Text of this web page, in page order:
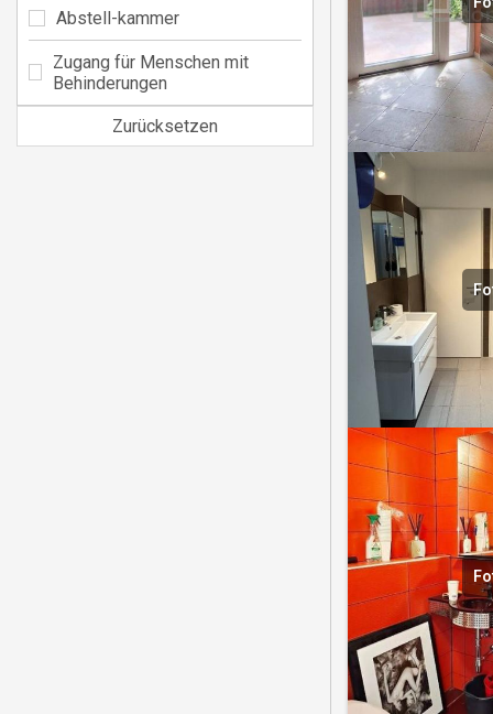
Abstell-kammer
Zugang für Menschen mit
Behinderungen
Zurücksetzen